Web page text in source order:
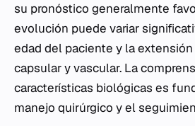
su pronóstico generalmente
evolución puede variar
edad del paciente y la
capsular y vascular. La
características biológicas es
manejo quirúrgico y el